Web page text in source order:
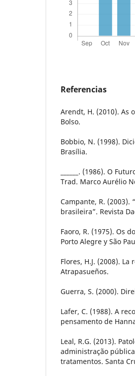
Referencias
Arendt, H. (2010). As
Bolso.
Bobbio, N. (1998).
Brasília.
______. (1986). O
Trad. Marco Aurélio
Campante, R. (2003).
brasileira”. Revista
Faoro, R. (1975). Os
Porto Alegre y São
Flores, H.J. (2008).
Atrapasueños.
Guerra, S. (2000).
Lafer, C. (1988). A
pensamento de
Leal, R.G. (2013).
administração
tratamentos. Santa